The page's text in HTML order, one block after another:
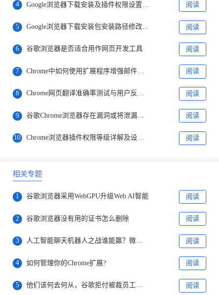
4 阅读
5 Google浏览器下载安装包安装路径修改操作 阅读
6 谷歌浏览器是否适合用作网页开发工具 阅读
7 Chrome中如何使用扩展程序增强邮件体验 阅读
8 Chrome网页翻译准确率测试与用户反馈汇总 阅读
9 阅读
10 Chrome浏览器插件权限等级详解及设置建议 阅读
相关专题
1 谷歌浏览器采用WebGPU升级Web AI智能 阅读
2 谷歌浏览器没有用的证书怎么删除 阅读
3 人工智能聊天机器人之战谁能赢？微软谷歌对决才刚刚开始 阅读
4 如何管理你的Chrome扩展? 阅读
5 他们该何去何从，谷歌拒付被裁员工剩余病产假工资 阅读